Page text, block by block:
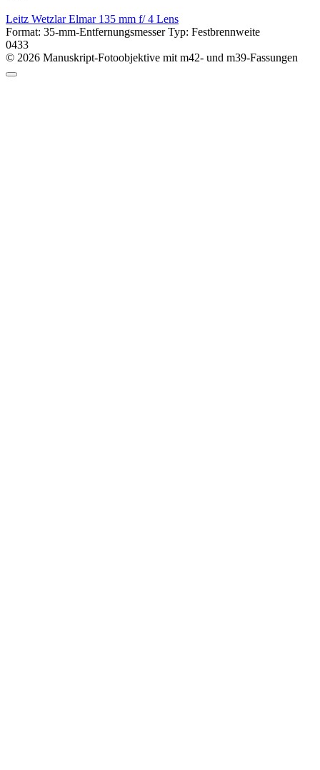
Leitz Wetzlar Elmar 135 mm f/ 4 Lens
Format: 35-mm-Entfernungsmesser Typ: Festbrennweite
0433
© 2026 Manuskript-Fotoobjektive mit m42- und m39-Fassungen